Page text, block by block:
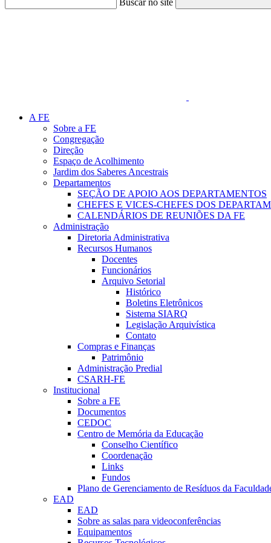
Buscar no site
A FE
Sobre a FE
Congregação
Direção
Espaço de Acolhimento
Jardim dos Saberes Ancestrais
Departamentos
SEÇÃO DE APOIO AOS DEPARTAMENTOS
CHEFES E VICES-CHEFES DOS
CALENDÁRIOS DE REUNIÕES DA FE
Administração
Diretoria Administrativa
Recursos Humanos
Docentes
Funcionários
Arquivo Setorial
Histórico
Boletins Eletrônicos
Sistema SIARQ
Legislação Arquivística
Contato
Compras e Finanças
Patrimônio
Administração Predial
CSARH-FE
Institucional
Sobre a FE
Documentos
CEDOC
Centro de Memória da Educação
Conselho Científico
Coordenação
Links
Fundos
Plano de Gerenciamento de Resíduos da
EAD
EAD
Sobre as salas para videoconferências
Equipamentos